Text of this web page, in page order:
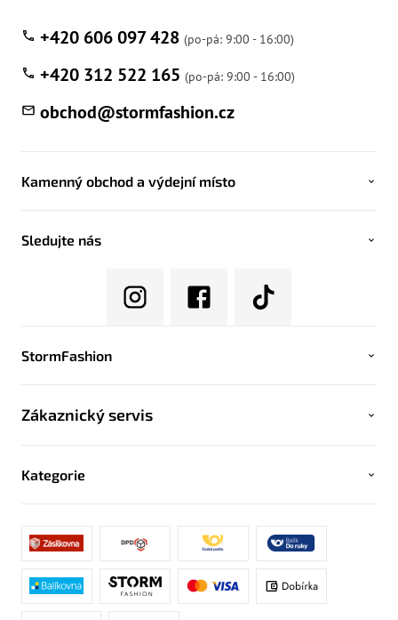
obchod@stormfashion.cz
+420 606 097 428
+420 312 522 165
Kamenný obchod a výdejní místo
Sledujte nás
StormFashion
Zákaznický servis
Kategorie